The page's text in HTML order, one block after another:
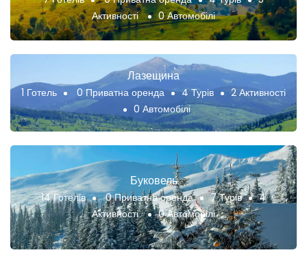
Активності
0 Автомобілі
Лазещина
1 Готель 0 Приватна оренда 4 Турів
2 Активності
0 Автомобілі
Буковель
14 Готелів 0 Приватна оренда 7 Турів
4
Активності
0 Автомобілі